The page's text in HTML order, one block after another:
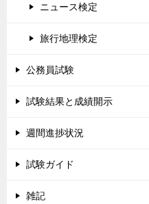
ニュース検定
旅行地理検定
公務員試験
試験結果と成績開示
週間進捗状況
試験ガイド
雑記